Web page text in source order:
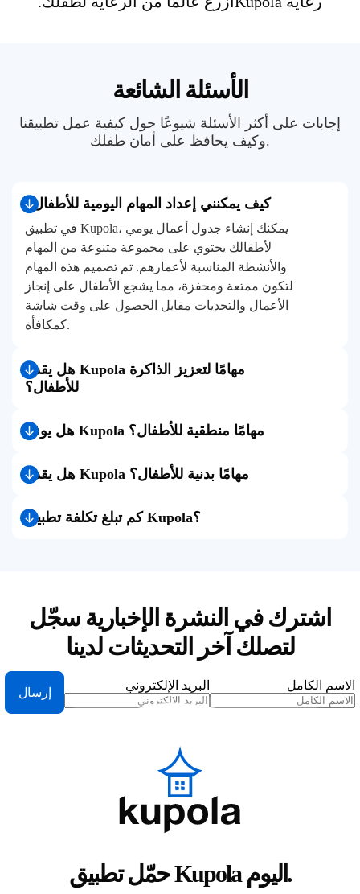
الأسئلة الشائعة
إجابات على أكثر الأسئلة شيوعًا حول كيفية عمل تطبيقنا
وكيف يحافظ على أمان طفلك.
كيف يمكنني إعداد المهام اليومية للأطفال؟
في تطبيق Kupola، يمكنك إنشاء جدول أعمال يومي
لأطفالك يحتوي على مجموعة متنوعة من المهام
والأنشطة المناسبة لأعمارهم. تم تصميم هذه المهام
لتكون ممتعة ومحفزة، مما يشجع الأطفال على إنجاز
الأعمال والتحديات مقابل الحصول على وقت شاشة
كمكافأة.
هل يقدم Kupola مهامًا لتعزيز الذاكرة
للأطفال؟
هل يوفر Kupola مهامًا منطقية للأطفال؟
هل يقدم Kupola مهامًا بدنية للأطفال؟
كم تبلغ تكلفة تطبيق Kupola؟
اشترك في النشرة الإخباريةسجّل
لتصلك آخر التحديثات لدينا
الاسم الكامل البريد الإلكتروني
إرسال
حمّل تطبيق Kupola اليوم.